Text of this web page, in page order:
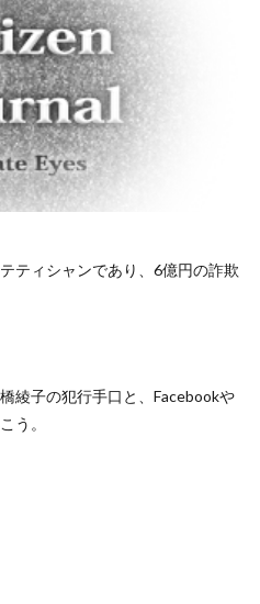
ティシャンであり、6億円の詐欺
綾子の犯行手口と、Facebookや
う。